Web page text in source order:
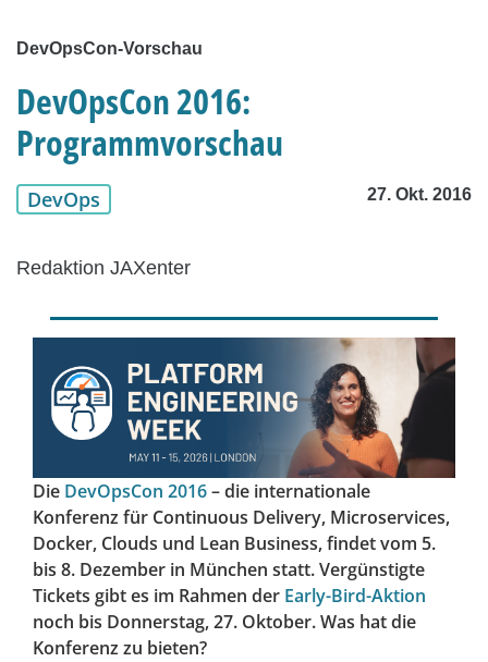
DevOpsCon-Vorschau
DevOpsCon 2016:
Programmvorschau
DevOps 27. Okt. 2016
Redaktion JAXenter
Die DevOpsCon 2016– die internationale
Konferenz für Continuous Delivery, Microservices,
Docker, Clouds und Lean Business, findet vom 5.
bis 8. Dezember in München statt. Vergünstigte
Tickets gibt es im Rahmen der Early-Bird-Aktion
noch bis Donnerstag, 27. Oktober. Was hat die
Konferenz zu bieten?